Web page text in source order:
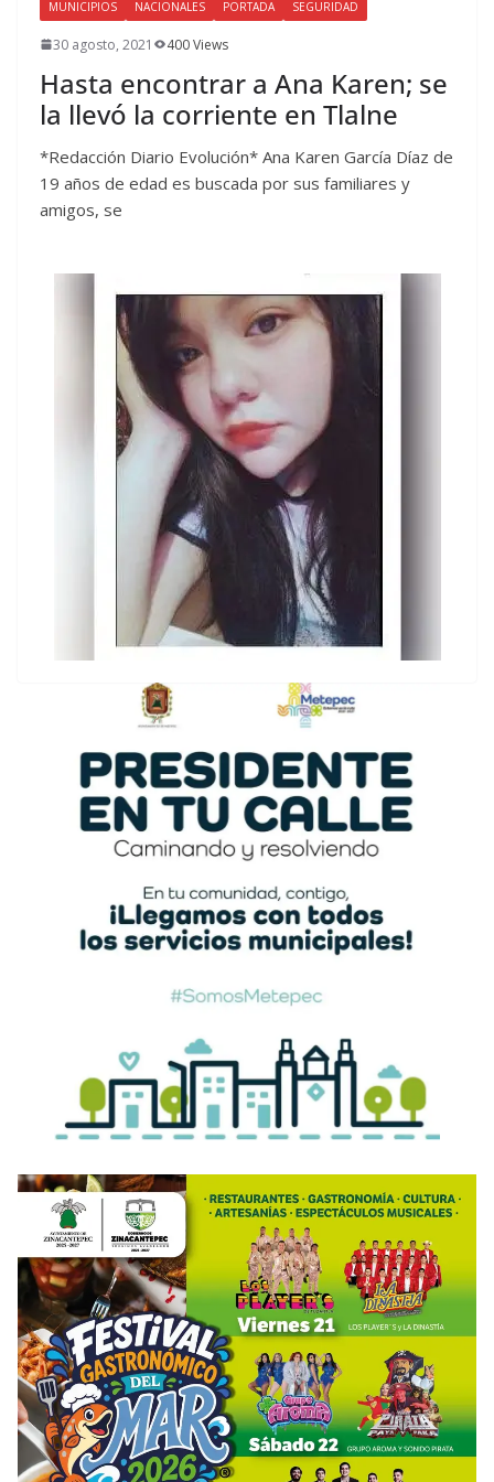
MUNICIPIOS NACIONALES PORTADA SEGURIDAD
30 agosto, 2021 400 Views
Hasta encontrar a Ana Karen; se
la llevó la corriente en Tlalne
*Redacción Diario Evolución* Ana Karen García Díaz de
19 años de edad es buscada por sus familiares y
amigos, se